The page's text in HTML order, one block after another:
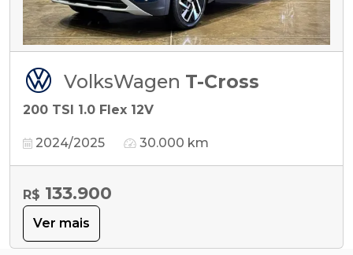
VolksWagen T-Cross
200 TSI 1.0 Flex 12V
2024/2025 30.000 km
R$ 133.900
Ver mais